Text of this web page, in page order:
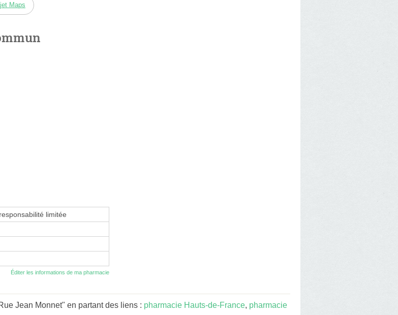
Maps
limitée
Éditer les informations de ma pharmacie
Jean Monnet" en partant des liens : pharmacie Hauts-de-France, pharmacie